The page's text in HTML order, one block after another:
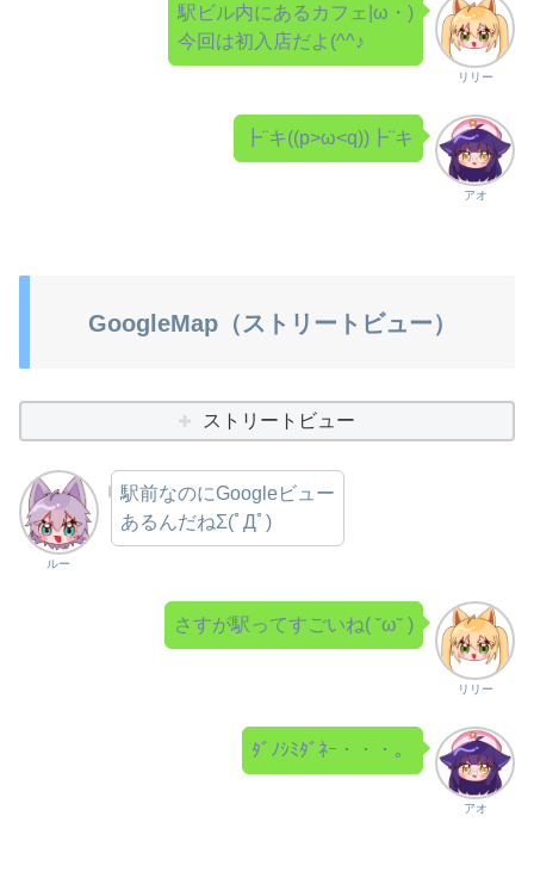
リリー
駅ビル内にあるカフェ|ω・)
今回は初入店だよ(^^♪
アオ
┣¨キ((p>ω<q))┣¨キ
GoogleMap（ストリートビュー）
ストリートビュー
ルー
駅前なのにGoogleビュー
あるんだねΣ(ﾟДﾟ)
リリー
さすが駅ってすごいね( ˘ω˘ )
アオ
ﾀﾞﾉｼﾐﾀﾞﾈｰ・・・。